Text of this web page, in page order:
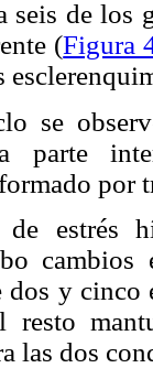
seis de los
(Figura
se
parte
por
estrés
cambios
dos y
resto
las dos